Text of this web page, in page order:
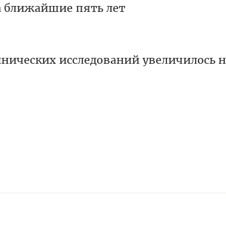
ближайшие пять лет
исследований увеличилось